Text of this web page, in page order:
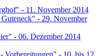
- 11. November 2014
- 29. November
- 06. Dezember 2014
Vorbereitungen" - 10. bis 12.